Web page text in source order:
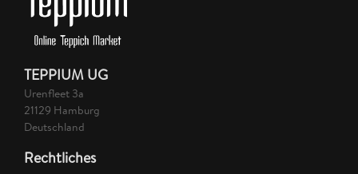
TEPPIUM UG
Urenfleet 3a
21129 Hamburg
Deutschland
Rechtliches